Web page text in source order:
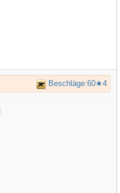
Beschläge:60★4